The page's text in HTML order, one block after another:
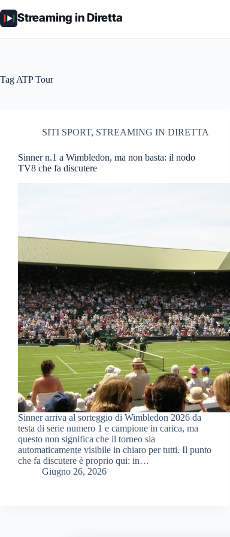
al
contenuto
Streaming in Diretta
Tag ATP Tour
SITI SPORT, STREAMING IN DIRETTA
Sinner n.1 a Wimbledon, ma non basta: il nodo
TV8 che fa discutere
Sinner arriva al sorteggio di Wimbledon 2026 da
testa di serie numero 1 e campione in carica, ma
questo non significa che il torneo sia
automaticamente visibile in chiaro per tutti. Il punto
che fa discutere è proprio qui: in…
Giugno 26, 2026